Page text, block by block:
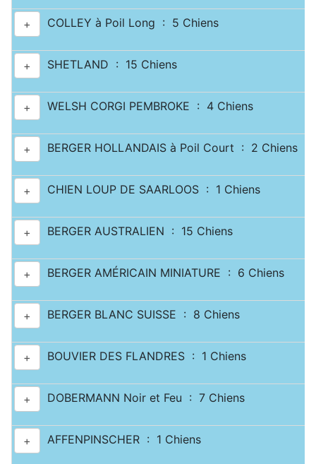
+ COLLEY à Poil Long : 5 Chiens
+ SHETLAND : 15 Chiens
+ WELSH CORGI PEMBROKE : 4 Chiens
+ BERGER HOLLANDAIS à Poil Court : 2 Chiens
+ CHIEN LOUP DE SAARLOOS : 1 Chiens
+ BERGER AUSTRALIEN : 15 Chiens
+ BERGER AMÉRICAIN MINIATURE : 6 Chiens
+ BERGER BLANC SUISSE : 8 Chiens
+ BOUVIER DES FLANDRES : 1 Chiens
+ DOBERMANN Noir et Feu : 7 Chiens
+ AFFENPINSCHER : 1 Chiens